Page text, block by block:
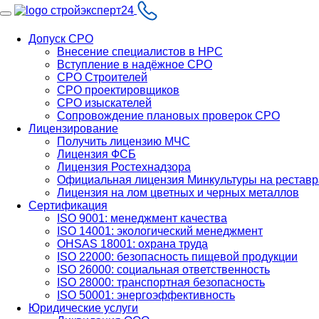
Допуск СРО
Внесение специалистов в НРС
Вступление в надёжное СРО
СРО Строителей
СРО проектировщиков
СРО изыскателей
Сопровождение плановых проверок СРО
Лицензирование
Получить лицензию МЧС
Лицензия ФСБ
Лицензия Ростехнадзора
Официальная лицензия Минкультуры на
Лицензия на лом цветных и черных металлов
Сертификация
ISO 9001: менеджмент качества
ISO 14001: экологический менеджмент
OHSAS 18001: охрана труда
ISO 22000: безопасность пищевой продукции
ISO 26000: социальная ответственность
ISO 28000: транспортная безопасность
ISO 50001: энергоэффективность
Юридические услуги